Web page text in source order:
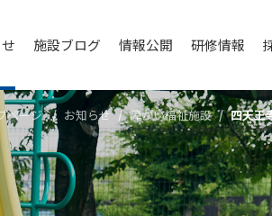
施設ブログ 情報公開 研修情報
ページ お知らせ 障がい福祉施設 四天王